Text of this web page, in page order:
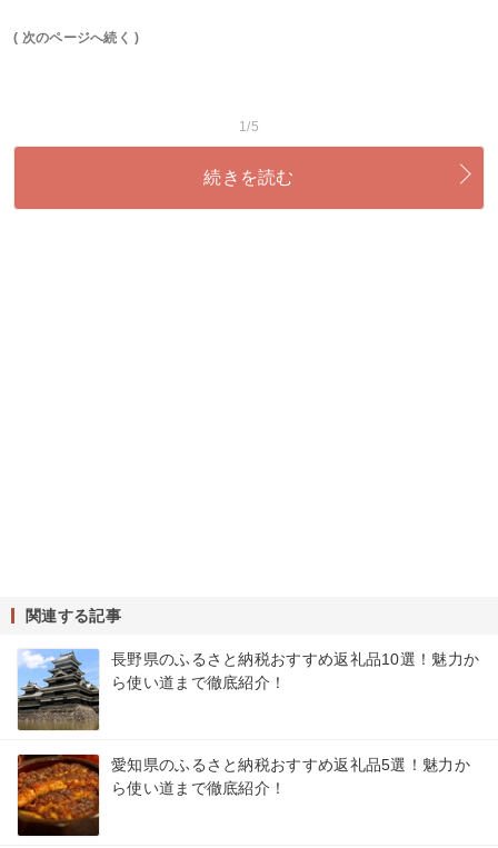
( 次のページへ続く )
1/5
続きを読む
関連する記事
長野県のふるさと納税おすすめ返礼品10選！魅力か
ら使い道まで徹底紹介！
愛知県のふるさと納税おすすめ返礼品5選！魅力か
ら使い道まで徹底紹介！